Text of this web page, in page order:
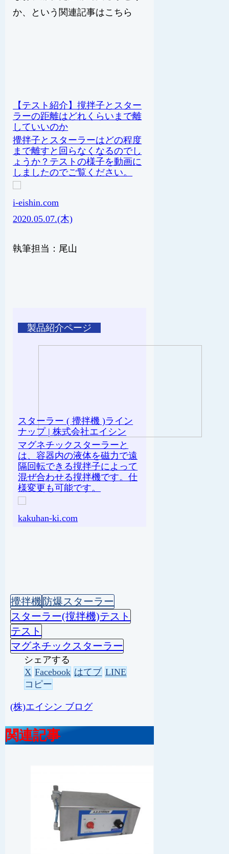
か、という関連記事はこちら
【テスト紹介】撹拌子とスター
ラーの距離はどれくらいまで離
していいのか
攪拌子とスターラーはどの程度
まで離すと回らなくなるのでし
ょうか？テストの様子を動画に
しましたのでご覧ください。
i-eishin.com
2020.05.07.(木)
執筆担当：尾山
製品紹介ページ
スターラー ( 攪拌機 )ライン
ナップ | 株式会社エイシン
マグネチックスターラーと
は、容器内の液体を磁力で遠
隔回転できる撹拌子によって
混ぜ合わせる撹拌機です。仕
様変更も可能です。
kakuhan-ki.com
攪拌機防爆スターラー
スターラー(撹拌機)テスト
テスト
マグネチックスターラー
シェアする
X Facebook はてブ LINE
コピー
(株)エイシン ブログ
関連記事